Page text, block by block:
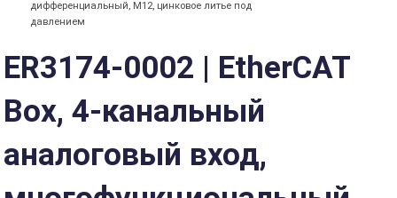
дифференциальный, M12, цинковое литье под
давлением
ER3174-0002 | EtherCAT
Box, 4-канальный
аналоговый вход,